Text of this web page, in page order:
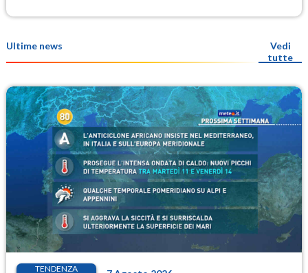
Ultime news
Vedi
tutte
TENDENZA